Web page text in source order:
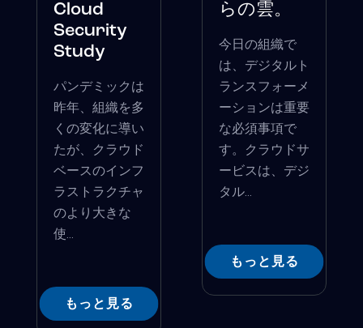
Cloud
Security
Study
パンデミックは
昨年、組織を多
くの変化に導い
たが、クラウド
ベースのインフ
ラストラクチャ
のより大きな
使...
もっと見る
らの雲。
今日の組織で
は、デジタルト
ランスフォーメ
ーションは重要
な必須事項で
す。クラウドサ
ービスは、デジ
タル...
もっと見る